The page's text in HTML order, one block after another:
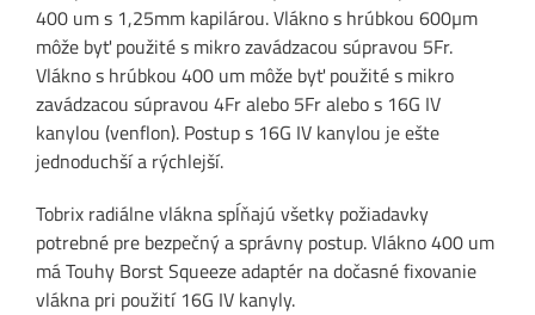
400 um s 1,25mm kapilárou. Vlákno s hrúbkou 600µm
môže byť použité s mikro zavádzacou súpravou 5Fr.
Vlákno s hrúbkou 400 um môže byť použité s mikro
zavádzacou súpravou 4Fr alebo 5Fr alebo s 16G IV
kanylou (venflon). Postup s 16G IV kanylou je ešte
jednoduchší a rýchlejší.
Tobrix radiálne vlákna spĺňajú všetky požiadavky
potrebné pre bezpečný a správny postup. Vlákno 400 um
má Touhy Borst Squeeze adaptér na dočasné fixovanie
vlákna pri použití 16G IV kanyly.
Funkčné
cookies
Aby naša
stránka
počas vašej
fungovala
čo najlepšie.
Ak tieto